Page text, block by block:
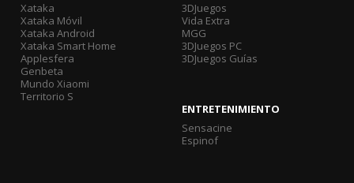
Xataka
Xataka Móvil
Xataka Android
Xataka Smart Home
Applesfera
Genbeta
Mundo Xiaomi
Territorio S
3DJuegos
Vida Extra
MGG
3DJuegos PC
3DJuegos Guías
ENTRETENIMIENTO
Sensacine
Espinof